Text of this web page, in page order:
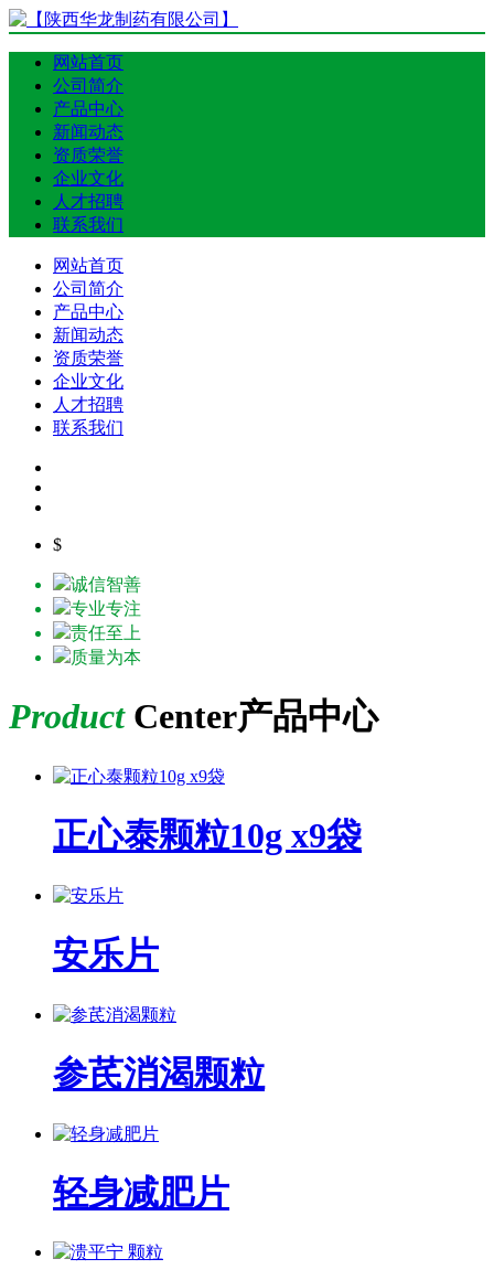
网站首页
公司简介
产品中心
新闻动态
资质荣誉
企业文化
人才招聘
联系我们
网站首页
公司简介
产品中心
新闻动态
资质荣誉
企业文化
人才招聘
联系我们
$
诚信智善
专业专注
责任至上
质量为本
Product Center产品中心
正心泰颗粒10g x9袋
安乐片
参芪消渴颗粒
轻身减肥片